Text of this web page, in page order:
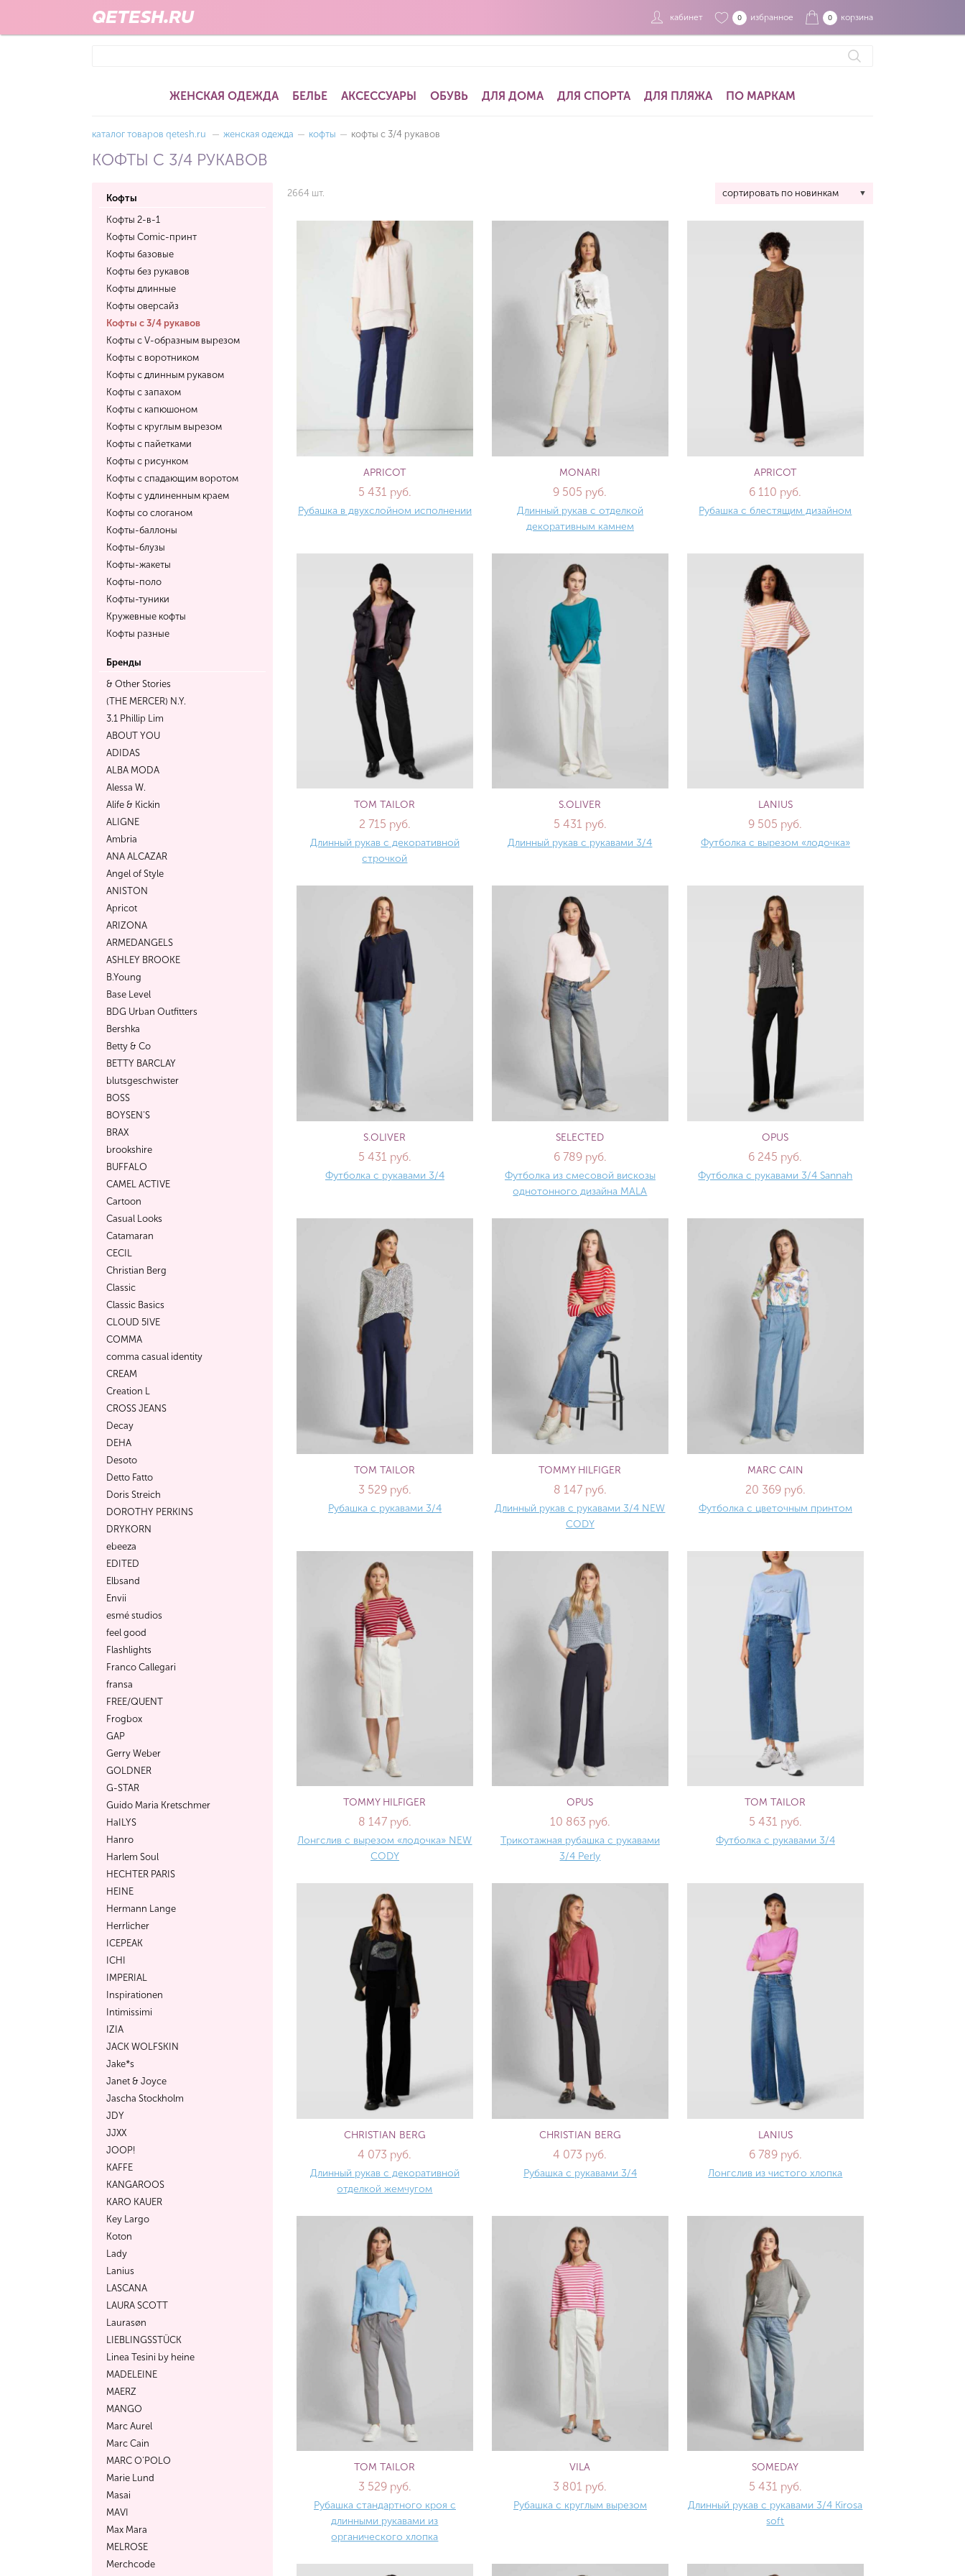
QETESH.RU кабинет 0 избранное 0 корзина
ЖЕНСКАЯ ОДЕЖДА БЕЛЬЕ АКСЕССУАРЫ ОБУВЬ ДЛЯ ДОМА ДЛЯ СПОРТА ДЛЯ ПЛЯЖА ПО МАРКАМ
каталог товаров qetesh.ru — женская одежда — кофты — кофты с 3/4 рукавов
КОФТЫ С 3/4 РУКАВОВ
Кофты
Кофты 2-в-1
Кофты Comic-принт
Кофты базовые
Кофты без рукавов
Кофты длинные
Кофты оверсайз
Кофты с 3/4 рукавов
Кофты с V-образным вырезом
Кофты с воротником
Кофты с длинным рукавом
Кофты с запахом
Кофты с капюшоном
Кофты с круглым вырезом
Кофты с пайетками
Кофты с рисунком
Кофты с спадающим воротом
Кофты с удлиненным краем
Кофты со слоганом
Кофты-баллоны
Кофты-блузы
Кофты-жакеты
Кофты-поло
Кофты-туники
Кружевные кофты
Кофты разные
Бренды
& Other Stories
(THE MERCER) N.Y.
3.1 Phillip Lim
ABOUT YOU
ADIDAS
ALBA MODA
Alessa W.
Alife & Kickin
ALIGNE
Ambria
ANA ALCAZAR
Angel of Style
ANISTON
Apricot
ARIZONA
ARMEDANGELS
ASHLEY BROOKE
B.Young
Base Level
BDG Urban Outfitters
Bershka
Betty & Co
BETTY BARCLAY
blutsgeschwister
BOSS
BOYSEN'S
BRAX
brookshire
BUFFALO
CAMEL ACTIVE
Cartoon
Casual Looks
Catamaran
CECIL
Christian Berg
Classic
Classic Basics
CLOUD 5IVE
COMMA
comma casual identity
CREAM
Creation L
CROSS JEANS
Decay
DEHA
Desoto
Detto Fatto
Doris Streich
DOROTHY PERKINS
DRYKORN
ebeeza
EDITED
Elbsand
Envii
esmé studios
feel good
Flashlights
Franco Callegari
fransa
FREE/QUENT
Frogbox
GAP
Gerry Weber
GOLDNER
G-STAR
Guido Maria Kretschmer
HaILYS
Hanro
Harlem Soul
HECHTER PARIS
HEINE
Hermann Lange
Herrlicher
ICEPEAK
ICHI
IMPERIAL
Inspirationen
Intimissimi
IZIA
JACK WOLFSKIN
Jake*s
Janet & Joyce
Jascha Stockholm
JDY
JJXX
JOOP!
KAFFE
KANGAROOS
KARO KAUER
Key Largo
Koton
Lady
Lanius
LASCANA
LAURA SCOTT
Laurasøn
LIEBLINGSSTÜCK
Linea Tesini by heine
MADELEINE
MAERZ
MANGO
Marc Aurel
Marc Cain
MARC O'POLO
Marie Lund
Masai
MAVI
Max Mara
MELROSE
Merchcode
2664 шт. сортировать по новинкам
APRICOT
5 431 руб.
Рубашка в двухслойном исполнении
MONARI
9 505 руб.
Длинный рукав с отделкой
декоративным камнем
APRICOT
6 110 руб.
Рубашка с блестящим дизайном
TOM TAILOR
2 715 руб.
Длинный рукав с декоративной
строчкой
S.OLIVER
5 431 руб.
Длинный рукав с рукавами 3/4
LANIUS
9 505 руб.
Футболка с вырезом «лодочка»
S.OLIVER
5 431 руб.
Футболка с рукавами 3/4
SELECTED
6 789 руб.
Футболка из смесовой вискозы
однотонного дизайна MALA
OPUS
6 245 руб.
Футболка с рукавами 3/4 Sannah
TOM TAILOR
3 529 руб.
Рубашка с рукавами 3/4
TOMMY HILFIGER
8 147 руб.
Длинный рукав с рукавами 3/4 NEW
CODY
MARC CAIN
20 369 руб.
Футболка с цветочным принтом
TOMMY HILFIGER
8 147 руб.
Лонгслив с вырезом «лодочка» NEW
CODY
OPUS
10 863 руб.
Трикотажная рубашка с рукавами
3/4 Perly
TOM TAILOR
5 431 руб.
Футболка с рукавами 3/4
CHRISTIAN BERG
4 073 руб.
Длинный рукав с декоративной
отделкой жемчугом
CHRISTIAN BERG
4 073 руб.
Рубашка с рукавами 3/4
LANIUS
6 789 руб.
Лонгслив из чистого хлопка
TOM TAILOR
3 529 руб.
Рубашка стандартного кроя с
длинными рукавами из
органического хлопка
VILA
3 801 руб.
Рубашка с круглым вырезом
SOMEDAY
5 431 руб.
Длинный рукав с рукавами 3/4 Kirosa
soft